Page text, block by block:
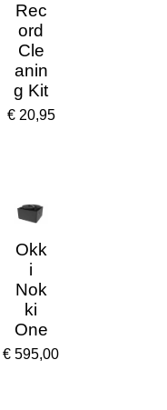
Rec
ord
Cle
anin
g Kit
€ 20,95
Okk
i
Nok
ki
One
€ 595,00